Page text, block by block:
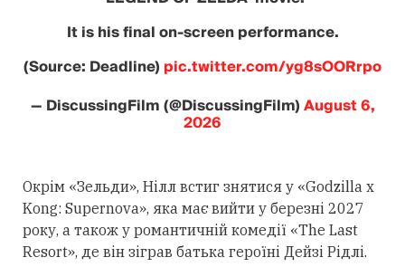
It is his final on-screen performance.
(Source: Deadline) pic.twitter.com/yg8sOORrpo
— DiscussingFilm (@DiscussingFilm)August 6,
2026
Окрім «Зельди», Нілл встиг знятися у «Godzilla x
Kong: Supernova», яка має вийти у березні 2027
року, а також у романтичній комедії «The Last
Resort», де він зіграв батька героїні Дейзі Рідлі.